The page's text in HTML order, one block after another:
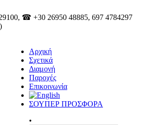
☎ +30 26950 48885, 697 4784297
Αρχική
Σχετικά
Διαμονή
Παροχές
Επικοινωνία
ΣΟΥΠΕΡ ΠΡΟΣΦΟΡΑ
•